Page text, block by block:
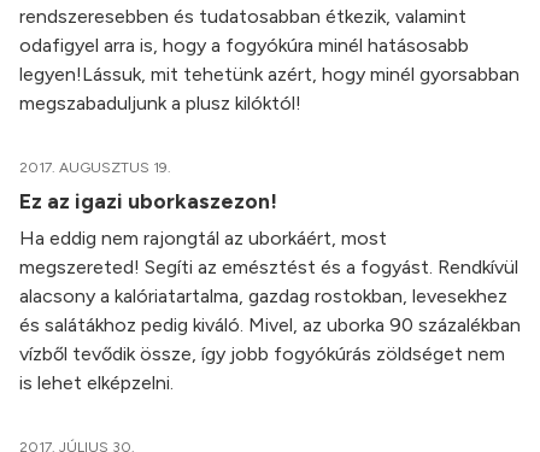
rendszeresebben és tudatosabban étkezik, valamint
odafigyel arra is, hogy a fogyókúra minél hatásosabb
legyen!Lássuk, mit tehetünk azért, hogy minél gyorsabban
megszabaduljunk a plusz kilóktól!
2017. AUGUSZTUS 19.
Ez az igazi uborkaszezon!
Ha eddig nem rajongtál az uborkáért, most
megszereted! Segíti az emésztést és a fogyást. Rendkívül
alacsony a kalóriatartalma, gazdag rostokban, levesekhez
és salátákhoz pedig kiváló. Mivel, az uborka 90 százalékban
vízből tevődik össze, így jobb fogyókúrás zöldséget nem
is lehet elképzelni.
2017. JÚLIUS 30.